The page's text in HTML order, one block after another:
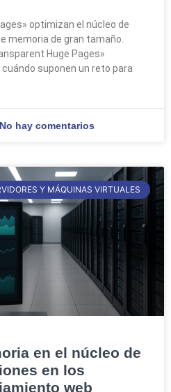
optimizan el núcleo de
memoria de gran tamaño.
Huge Pages»
suponen un reto para
No hay comentarios
Y MÁQUINAS VIRTUALES
en el núcleo de
en los
web